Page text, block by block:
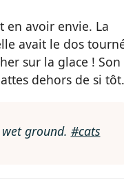
en avoir envie. La
avait le dos
sur la glace ! Son
dehors de si tôt.
ground. #cats